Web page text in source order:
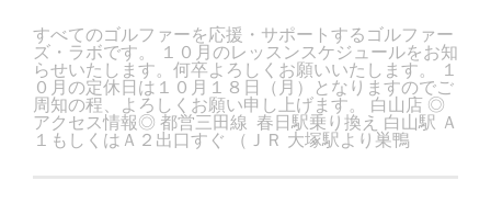
すべてのゴルファーを応援・サポートするゴルファー
ズ・ラボです。 １０月のレッスンスケジュールをお知
らせいたします。何卒よろしくお願いいたします。 １
０月の定休日は１０月１８日（月）となりますのでご
周知の程、よろしくお願い申し上げます。 白山店 ◎
アクセス情報◎ 都営三田線 春日駅乗り換え 白山駅 Ａ
１もしくはＡ２出口すぐ （ＪＲ 大塚駅より巣鴨